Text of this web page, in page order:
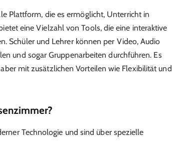
Plattform, die es ermöglicht, Unterricht in
eine Vielzahl von Tools, die eine interaktive
Schüler und Lehrer können per Video, Audio
und sogar Gruppenarbeiten durchführen. Es
mit zusätzlichen Vorteilen wie Flexibilität und
Technologie und sind über spezielle